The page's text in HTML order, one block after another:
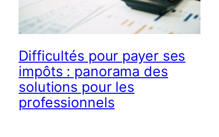
Difficultés pour payer ses
impôts : panorama des
solutions pour les
professionnels